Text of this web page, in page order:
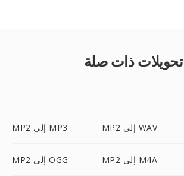
تحويلات ذات صلة
MP2 إلى MP3 MP2 إلى WAV
MP2 إلى OGG MP2 إلى M4A